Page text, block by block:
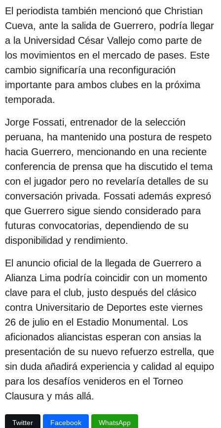
i
ó
n
El periodista también mencionó que Christian
Cueva, ante la salida de Guerrero, podría llegar
a la Universidad César Vallejo como parte de
los movimientos en el mercado de pases. Este
cambio significaría una reconfiguración
importante para ambos clubes en la próxima
temporada.
Jorge Fossati, entrenador de la selección
peruana, ha mantenido una postura de respeto
hacia Guerrero, mencionando en una reciente
conferencia de prensa que ha discutido el tema
con el jugador pero no revelaría detalles de su
conversación privada. Fossati además expresó
que Guerrero sigue siendo considerado para
futuras convocatorias, dependiendo de su
disponibilidad y rendimiento.
El anuncio oficial de la llegada de Guerrero a
Alianza Lima podría coincidir con un momento
clave para el club, justo después del clásico
contra Universitario de Deportes este viernes
26 de julio en el Estadio Monumental. Los
aficionados aliancistas esperan con ansias la
presentación de su nuevo refuerzo estrella, que
sin duda añadirá experiencia y calidad al equipo
para los desafíos venideros en el Torneo
Clausura y más allá.
Twitter Facebook WhatsApp